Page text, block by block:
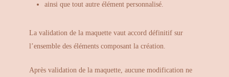
ainsi que tout autre élément personnalisé.
La validation de la maquette vaut accord définitif sur
l’ensemble des éléments composant la création.
Après validation de la maquette, aucune modification ne